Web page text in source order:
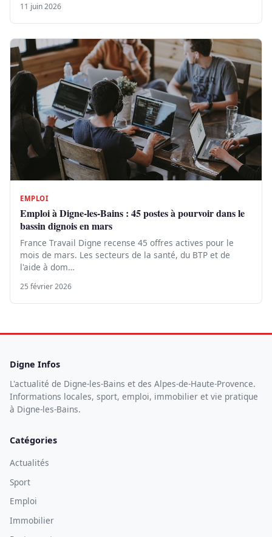
11 juin 2026
EMPLOI
Emploi à Digne-les-Bains : 45 postes à pourvoir dans le
bassin dignois en mars
France Travail Digne recense 45 offres actives pour le
mois de mars. Les secteurs de la santé, du BTP et de
l'aide à dom…
25 février 2026
Digne Infos
L'actualité de Digne-les-Bains et des Alpes-de-Haute-Provence.
Informations locales, sport, emploi, immobilier et vie pratique
à Digne-les-Bains.
Catégories
Actualités
Sport
Emploi
Immobilier